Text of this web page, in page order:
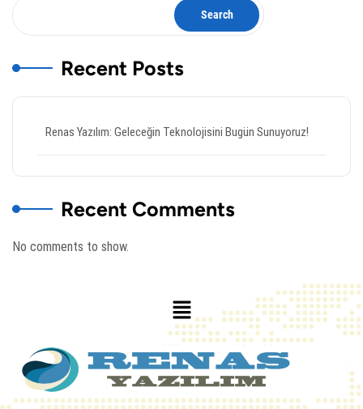
Search
Recent Posts
Renas Yazılım: Geleceğin Teknolojisini Bugün Sunuyoruz!
Recent Comments
No comments to show.